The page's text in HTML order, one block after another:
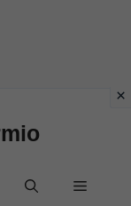
Menu